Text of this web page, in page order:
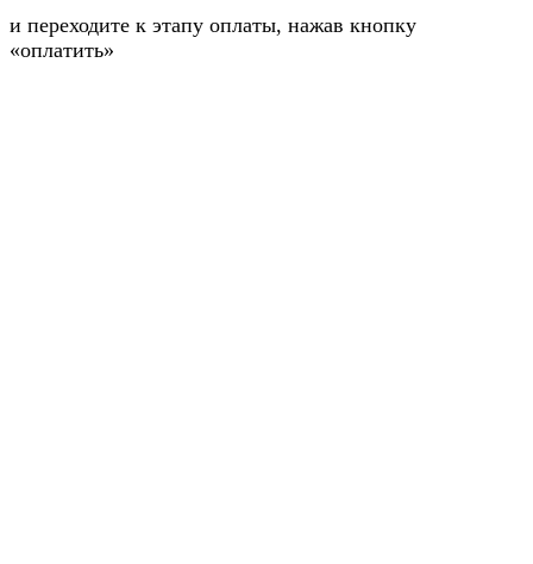
и переходите к этапу оплаты, нажав кнопку
«оплатить»